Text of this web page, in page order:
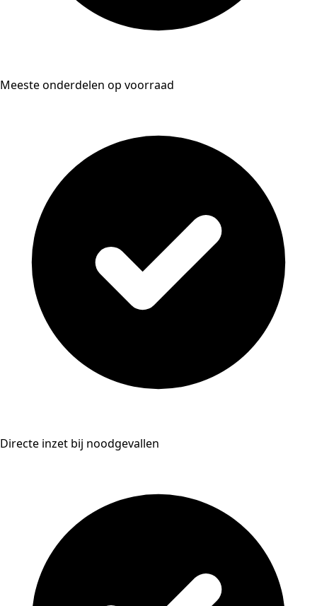
Meeste onderdelen op voorraad
Directe inzet bij noodgevallen